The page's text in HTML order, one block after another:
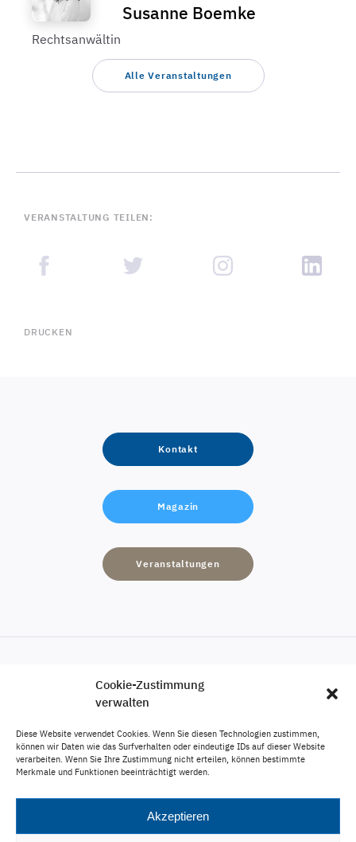
Cookie-Zustimmung
verwalten
Diese Website verwendet Cookies. Wenn Sie diesen Technologien zustimmen,
können wir Daten wie das Surfverhalten oder eindeutige IDs auf dieser Website
verarbeiten. Wenn Sie Ihre Zustimmung nicht erteilen, können bestimmte
Merkmale und Funktionen beeinträchtigt werden.
Akzeptieren
Susanne Boemke
Rechtsanwältin
Alle Veranstaltungen
VERANSTALTUNG TEILEN:
DRUCKEN
Kontakt
Magazin
Veranstaltungen
Engagement
Veröffentlichungen
Impressum
Datenschutz